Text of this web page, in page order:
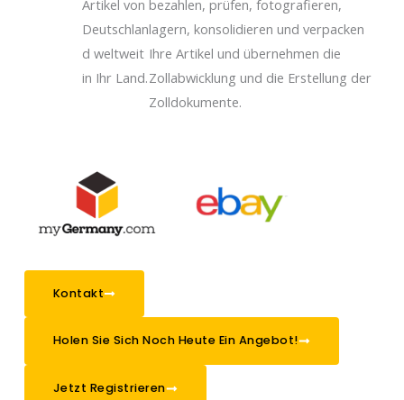
Artikel von
Deutschlan
d weltweit
in Ihr Land.
bezahlen, prüfen, fotografieren,
lagern, konsolidieren und verpacken
Ihre Artikel und übernehmen die
Zollabwicklung und die Erstellung der
Zolldokumente.
Kontakt
Holen Sie Sich Noch Heute Ein Angebot!
Jetzt Registrieren